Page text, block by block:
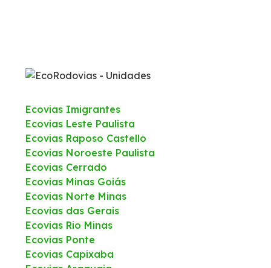
Ecovias Imigrantes
Ecovias Leste Paulista
Ecovias Raposo Castello
Ecovias Noroeste Paulista
Ecovias Cerrado
Ecovias Minas Goiás
Ecovias Norte Minas
Ecovias das Gerais
Ecovias Rio Minas
Ecovias Ponte
Ecovias Capixaba